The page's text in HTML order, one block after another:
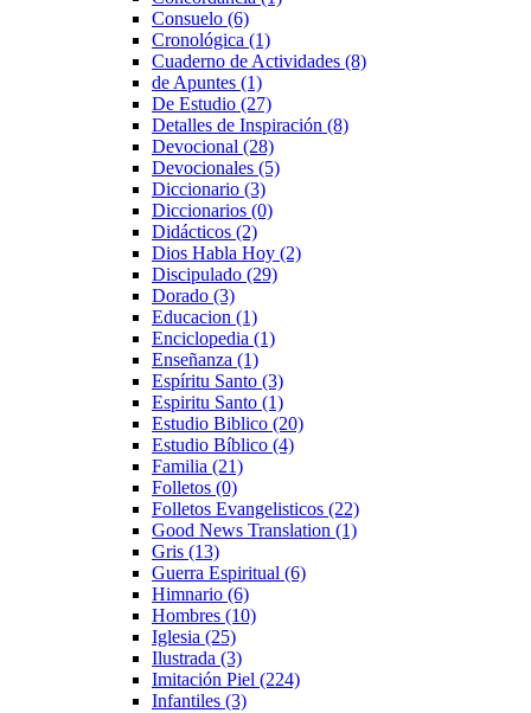
Consuelo (6)
Cronológica (1)
Cuaderno de Actividades (8)
de Apuntes (1)
De Estudio (27)
Detalles de Inspiración (8)
Devocional (28)
Devocionales (5)
Diccionario (3)
Diccionarios (0)
Didácticos (2)
Dios Habla Hoy (2)
Discipulado (29)
Dorado (3)
Educacion (1)
Enciclopedia (1)
Enseñanza (1)
Espíritu Santo (3)
Espiritu Santo (1)
Estudio Biblico (20)
Estudio Bíblico (4)
Familia (21)
Folletos (0)
Folletos Evangelisticos (22)
Good News Translation (1)
Gris (13)
Guerra Espiritual (6)
Himnario (6)
Hombres (10)
Iglesia (25)
Ilustrada (3)
Imitación Piel (224)
Infantiles (3)